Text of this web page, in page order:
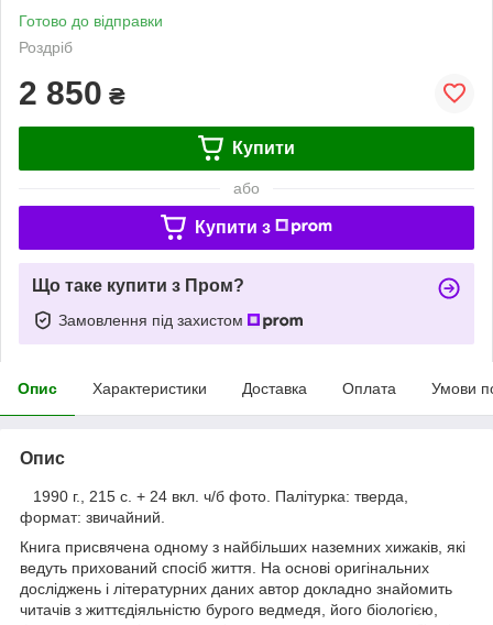
Готово до відправки
Роздріб
2 850 ₴
Купити
або
Купити з
Що таке купити з Пром?
Замовлення під захистом
Опис Характеристики Доставка Оплата Умови
Опис
1990 г., 215 с. + 24 вкл. ч/б фото. Палітурка: тверда,
формат: звичайний.
Книга присвячена одному з найбільших наземних хижаків, які
ведуть прихований спосіб життя. На основі оригінальних
досліджень і літературних даних автор докладно знайомить
читачів з життєдіяльністю бурого ведмедя, його біологією,